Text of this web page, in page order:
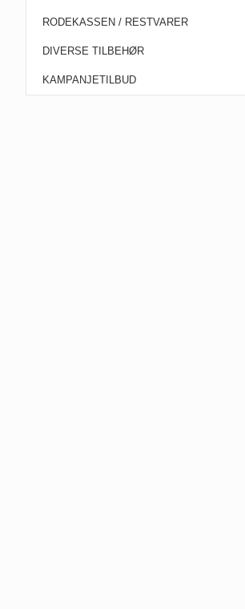
RODEKASSEN / RESTVARER
DIVERSE TILBEHØR
KAMPANJETILBUD